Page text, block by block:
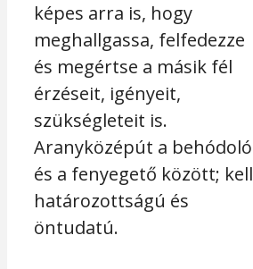
képes arra is, hogy
meghallgassa, felfedezze
és megértse a másik fél
érzéseit, igényeit,
szükségleteit is.
Aranyközépút a behódoló
és a fenyegető között;
határozottságú és
öntudatú.